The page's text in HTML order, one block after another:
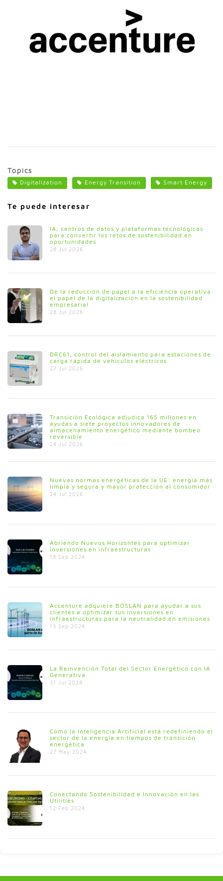
Topics
Digitalization Energy Transition Smart Energy
Te puede interesar
IA, centros de datos y plataformas tecnológicas
para convertir los retos de sostenibilidad en
oportunidades
28 Jul 2026
De la reducción de papel a la eficiencia operativa:
el papel de la digitalización en la sostenibilidad
empresarial
28 Jul 2026
DRC61, control del aislamiento para estaciones de
carga rápida de vehículos eléctricos
27 Jul 2026
Transición Ecológica adjudica 165 millones en
ayudas a siete proyectos innovadores de
almacenamiento energético mediante bombeo
reversible
24 Jul 2026
Nuevas normas energéticas de la UE: energía más
limpia y segura y mayor protección al consumidor
24 Jul 2026
Abriendo Nuevos Horizontes para optimizar
inversiones en infraestructuras
18 Sep 2024
Accenture adquiere BOSLAN para ayudar a sus
clientes a optimizar sus inversiones en
infraestructuras para la neutralidad en emisiones
13 Sep 2024
La Reinvención Total del Sector Energético con IA
Generativa
31 Jul 2024
Cómo la Inteligencia Artificial está redefiniendo el
sector de la energía en tiempos de transición
energética
27 May 2024
Conectando Sostenibilidad e Innovación en las
Utilities
12 Feb 2024